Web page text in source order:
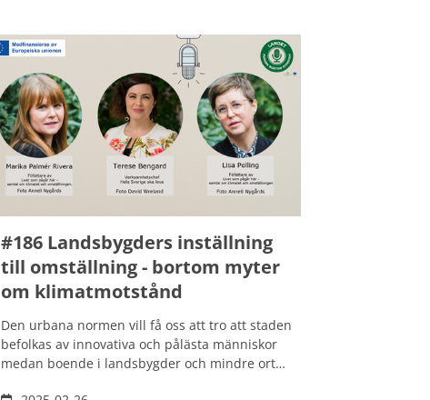
matbutiker? Varför finns de inte där och hur
ska man som ovan konsument veta hur de här
fiskarna tillagas för att det ska bli gott?
#186 Landsbygders inställning
till omställning - bortom myter
om klimatmotstånd
Den urbana normen vill få oss att tro att staden
befolkas av innovativa och pålästa människor
medan boende i landsbygder och mindre orter